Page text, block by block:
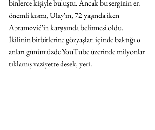
binlerce kişiyle buluştu. Ancak bu serginin en
önemli kısmı, Ulay'ın, 72 yaşında iken
Abramović'in karşısında belirmesi oldu.
İkilinin birbirlerine gözyaşları içinde baktığı o
anları günümüzde YouTube üzerinde milyonlar
tıklamış vaziyette desek, yeri.